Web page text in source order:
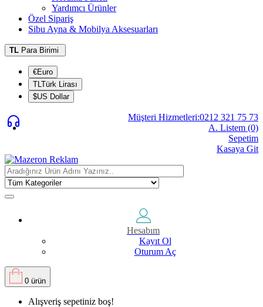
Yardımcı Ürünler
Özel Sipariş
Sibu Ayna & Mobilya Aksesuarları
TL Para Birimi
€Euro
TLTürk Lirası
$US Dollar
Müşteri Hizmetleri:0212 321 75 73
A. Listem (0)
Sepetim
Kasaya Git
Hesabım
Kayıt Ol
Oturum Aç
0 ürün
Alışveriş sepetiniz boş!